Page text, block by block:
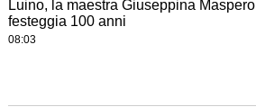
Luino, la maestra Giuseppina Maspero
festeggia 100 anni
08:03